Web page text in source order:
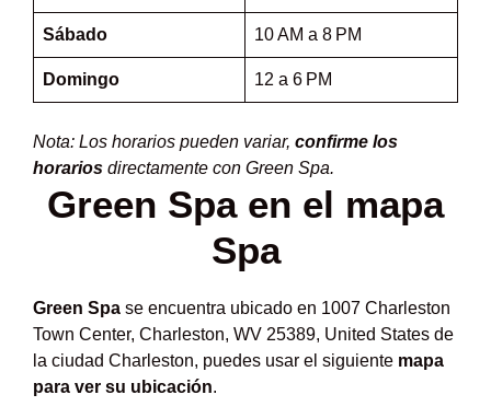
Sábado 10 AM a 8 PM
Domingo 12 a 6 PM
Nota: Los horarios pueden variar, confirme los
horarios directamente con Green Spa.
Green Spa en el mapa
Spa
Green Spa se encuentra ubicado en 1007 Charleston
Town Center, Charleston, WV 25389, United States de
la ciudad Charleston, puedes usar el siguiente mapa
para ver su ubicación.